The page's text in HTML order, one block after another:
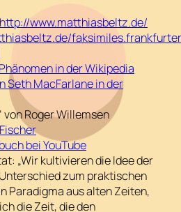
http://www.matthiasbeltz.de/
in der Wikipedia
Seth MacFarlane in der
von Roger Willemsen
bei YouTube
„Wir kultivieren die Idee der
zum praktischen
Paradigma aus alten Zeiten,
die Zeit, die den